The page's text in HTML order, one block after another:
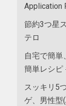
Application
節約3つ星
テロ
自宅で簡
簡単レシピ
スッキリ5
ゲ、男性型